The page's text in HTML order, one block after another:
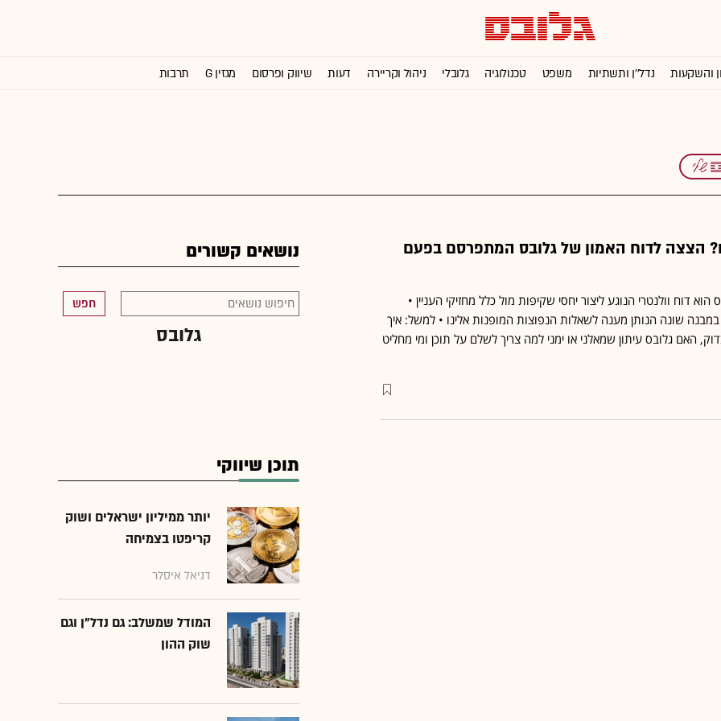
והשקעות נדל''ן ותשתיות משפט טכנולוגיה גלובלי ניהול וקריירה דעות שיווק ופרסום מגזין G תרבות
הצצה לדוח האמון של גלובס המתפרסם בפעם
דוח וולנטרי הנוגע ליצור יחסי שקיפות מול כלל מחזיקי העניין •
שונה הנותן מענה לשאלות הנפוצות המופנות אלינו • למשל: איך
האם גלובס עיתון שמאלני או ימני למה צריך לשלם על תוכן ומי מחליט
נושאים קשורים
חפש
גלובס
תוכן שיווקי
יותר ממיליון ישראלים ושוק
קריפטו בצמיחה
דניאל איסלר
המודל שמשלב: גם נדל"ן וגם
שוק ההון